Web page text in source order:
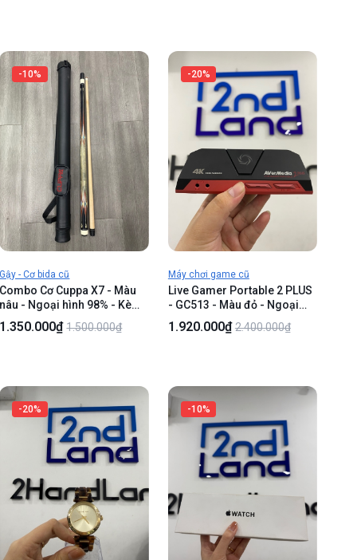
-10%
Gậy - Cơ bida cũ
Combo Cơ Cuppa X7 - Màu
nâu - Ngoại hình 98% - Kèm
túi
1.350.000₫1.500.000₫
-20%
Máy chơi game cũ
Live Gamer Portable 2 PLUS
- GC513 - Màu đỏ - Ngoại
hình 99% - FullBox
1.920.000₫2.400.000₫
-20% -10%